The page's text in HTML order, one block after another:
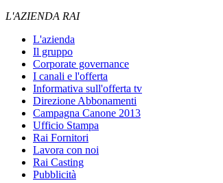
L'AZIENDA RAI
L'azienda
Il gruppo
Corporate governance
I canali e l'offerta
Informativa sull'offerta tv
Direzione Abbonamenti
Campagna Canone 2013
Ufficio Stampa
Rai Fornitori
Lavora con noi
Rai Casting
Pubblicità